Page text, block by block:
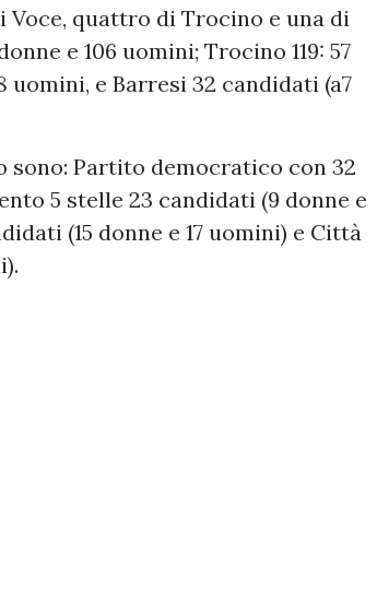
quattro di Trocino e una di
e 106 uomini; Trocino 119: 57
uomini, e Barresi 32 candidati (a7
Partito democratico con 32
5 stelle 23 candidati (9 donne e
(15 donne e 17 uomini) e Città